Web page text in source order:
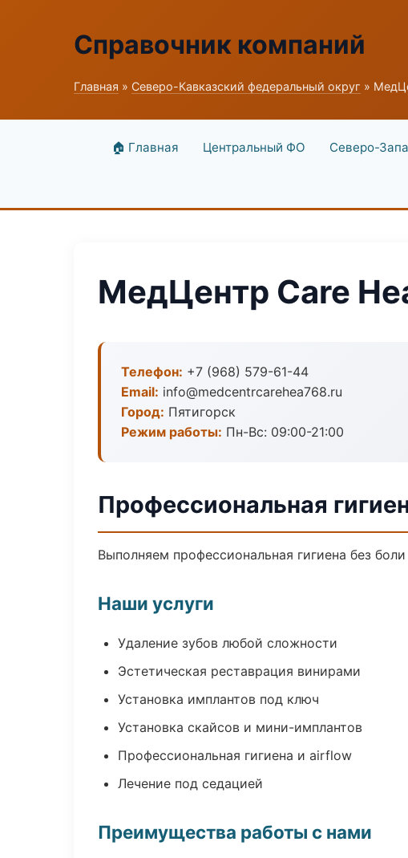
Справочник компаний
Главная » Северо-Кавказский федеральный округ »
🏠 Главная Центральный ФО Северо-
МедЦентр Care
Телефон: +7 (968) 579-61-44
Email: info@medcentrcarehea768.ru
Город: Пятигорск
Режим работы: Пн-Вс: 09:00-21:00
Профессиональная
Выполняем профессиональная гигиена без
Наши услуги
Удаление зубов любой сложности
Эстетическая реставрация винирами
Установка имплантов под ключ
Установка скайсов и мини-имплантов
Профессиональная гигиена и airflow
Лечение под седацией
Преимущества работы с нами